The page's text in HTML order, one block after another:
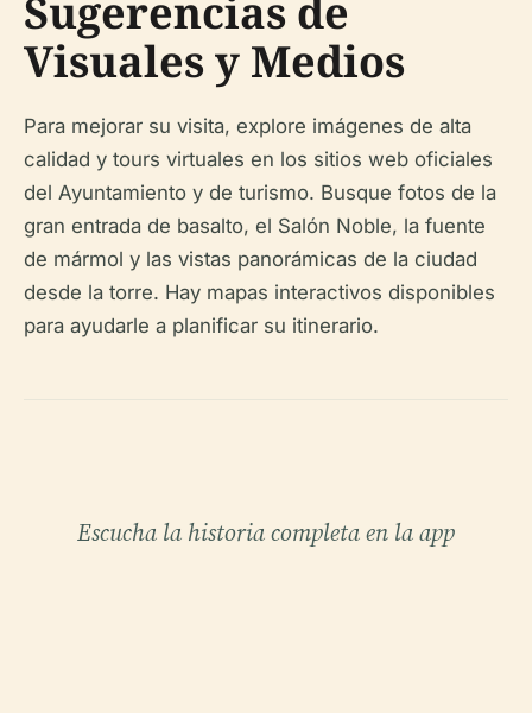
Sugerencias de
Visuales y Medios
Para mejorar su visita, explore imágenes de alta
calidad y tours virtuales en los sitios web oficiales
del Ayuntamiento y de turismo. Busque fotos de la
gran entrada de basalto, el Salón Noble, la fuente
de mármol y las vistas panorámicas de la ciudad
desde la torre. Hay mapas interactivos disponibles
para ayudarle a planificar su itinerario.
Escucha la historia completa en la app